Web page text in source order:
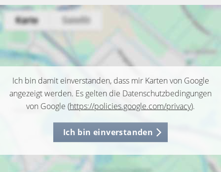
Ich bin damit einverstanden, dass mir Karten von Google
angezeigt werden. Es gelten die Datenschutzbedingungen
von Google (https://policies.google.com/privacy).
Ich bin einverstanden